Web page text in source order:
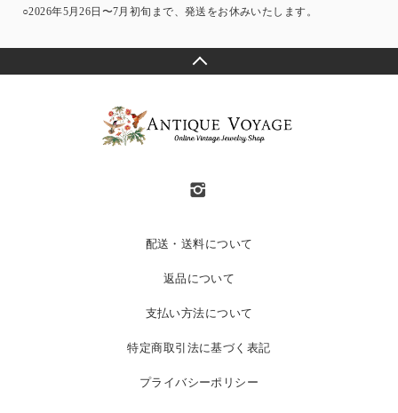
○2026年5月26日〜7月初旬まで、発送をお休みいたします。
配送・送料について
返品について
支払い方法について
特定商取引法に基づく表記
プライバシーポリシー